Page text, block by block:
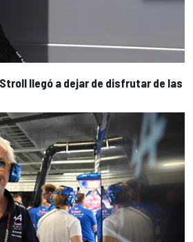
llegó a dejar de disfrutar de las